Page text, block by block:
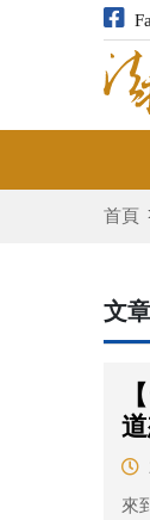
首頁
文
來